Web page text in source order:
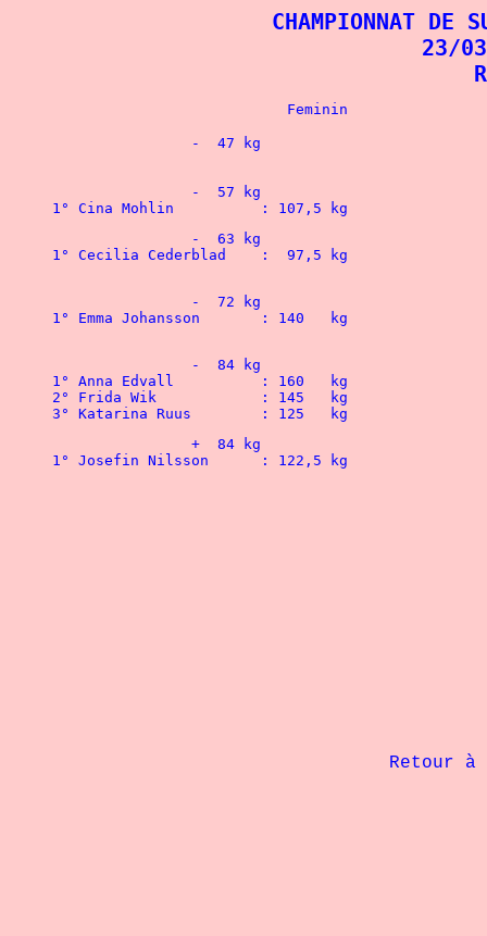
CHAMPIONNAT DE
23/
Retour à la